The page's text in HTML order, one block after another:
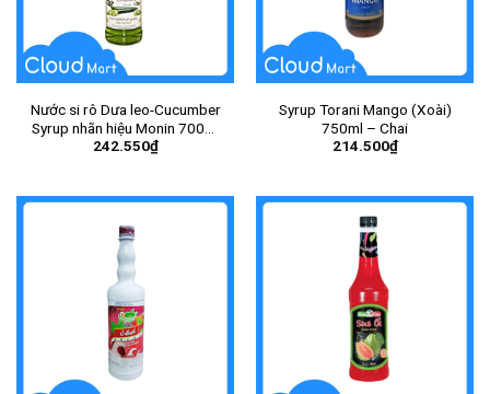
Nước si rô Dưa leo-Cucumber
Syrup nhãn hiệu Monin 700ml
– Chai
242.550₫
Syrup Torani Mango (Xoài)
750ml – Chai
214.500₫